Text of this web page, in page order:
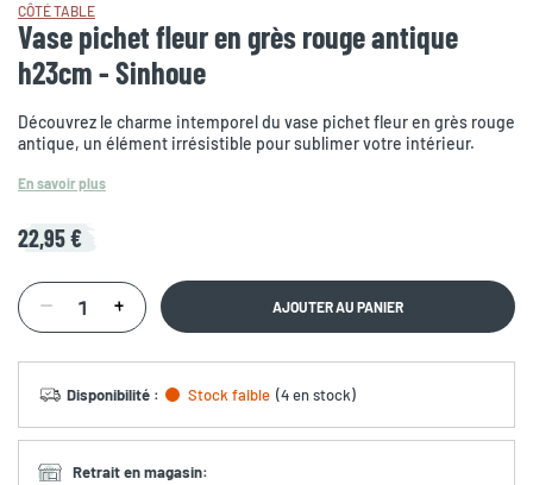
CÔTÉ TABLE
Vase pichet fleur en grès rouge antique
h23cm - Sinhoue
Découvrez le charme intemporel du vase pichet fleur en grès rouge
antique, un élément irrésistible pour sublimer votre intérieur.
En savoir plus
22,95 €
AJOUTER AU PANIER
Disponibilité : Stock faible (4 en stock)
Retrait en magasin: